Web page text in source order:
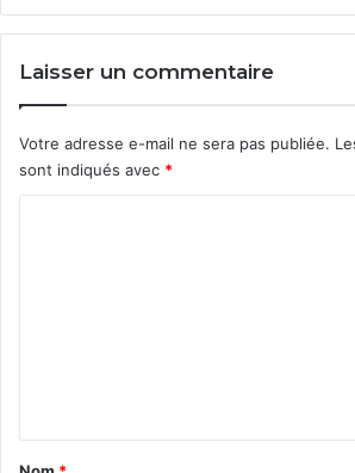
Laisser un commentaire
Votre adresse e-mail ne sera pas publiée.
sont indiqués avec *
a